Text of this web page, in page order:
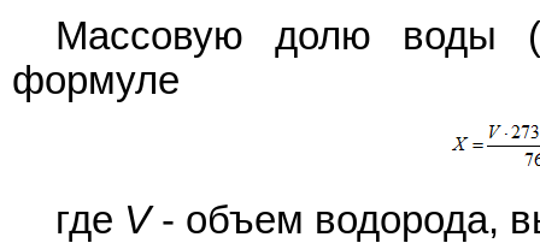
Массовую долю воды
формуле
где V- объем водорода,